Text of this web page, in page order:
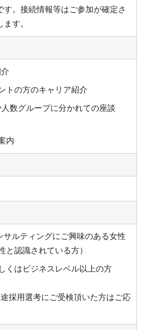
。接続情報等はご参加が確定さ
す。
トの方のキャリア紹介
数グループに分かれての座談
内
サルティングにご興味のある女性
と認識されている方）
くはビジネスレベル以上の方
採用選考にご受検頂いた方はご応